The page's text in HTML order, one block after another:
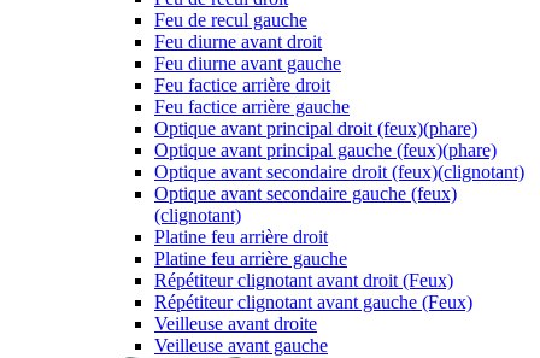
Feu de recul gauche
Feu diurne avant droit
Feu diurne avant gauche
Feu factice arrière droit
Feu factice arrière gauche
Optique avant principal droit (feux)(phare)
Optique avant principal gauche (feux)(phare)
Optique avant secondaire droit (feux)(clignotant)
Optique avant secondaire gauche (feux)
(clignotant)
Platine feu arrière droit
Platine feu arrière gauche
Répétiteur clignotant avant droit (Feux)
Répétiteur clignotant avant gauche (Feux)
Veilleuse avant droite
Veilleuse avant gauche